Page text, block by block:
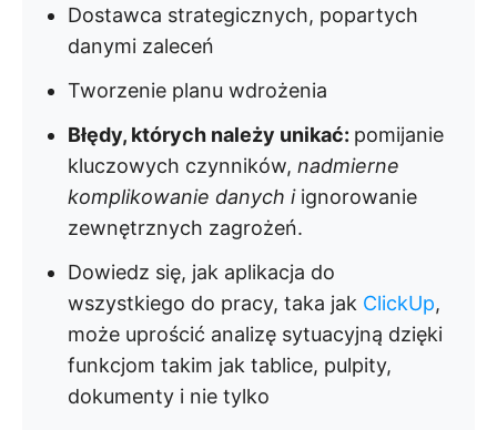
Dostawca strategicznych, popartych
danymi zaleceń
Tworzenie planu wdrożenia
Błędy, których należy unikać: pomijanie
kluczowych czynników, nadmierne
komplikowanie danych i ignorowanie
zewnętrznych zagrożeń.
Dowiedz się, jak aplikacja do
wszystkiego do pracy, taka jak ClickUp,
może uprościć analizę sytuacyjną dzięki
funkcjom takim jak tablice, pulpity,
dokumenty i nie tylko